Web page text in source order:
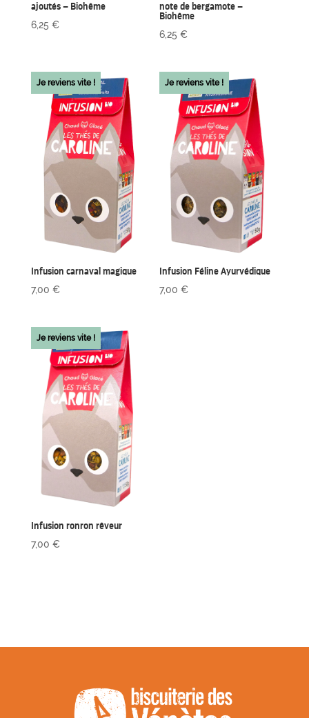
ajoutés – Biohême
6,25 €
note de bergamote –
Biohême
6,25€
Je reviens vite !
Infusion carnaval magique
7,00 €
Je reviens vite !
Infusion Féline Ayurvédique
7,00€
Je reviens vite !
Infusion ronron rêveur
7,00 €